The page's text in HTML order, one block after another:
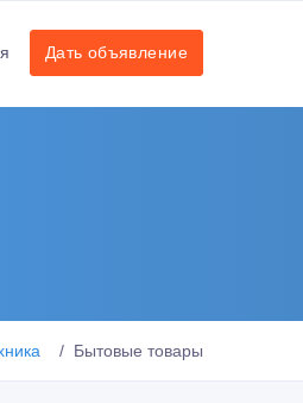
Дать объявление
Бытовые товары